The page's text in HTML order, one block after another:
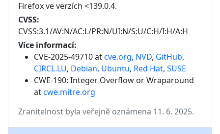
Firefoxve verzích <139.0.4.
CVSS:
CVSS:3.1/AV:N/AC:L/PR:N/UI:N/S:U/C:H/I:H/A:H
Více informací:
CVE-2025-49710 atcve.org, NVD, GitHub,
CIRCL.LU, Debian, Ubuntu, Red Hat, SUSE
CWE-190: Integer Overflow or Wraparound
atcwe.mitre.org
Zranitelnost byla veřejně oznámena 11. 6. 2025.